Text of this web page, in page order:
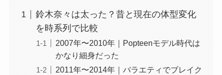
鈴木奈々は太った？昔と現在の体型変化
を時系列で比較
2007年〜2010年｜Popteenモデル時代は
かなり細身だった
2011年〜2014年｜バラエティでブレイク